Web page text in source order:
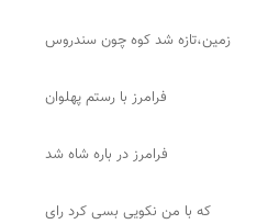
زمین،تازه شد کوه چون سندروس
فرامرز با رستم پهلوان
فرامرز در باره شاه شد
که با من نکویی بسی کرد رای